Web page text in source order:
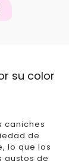
su color
caniches
de
lo que los
gustos de